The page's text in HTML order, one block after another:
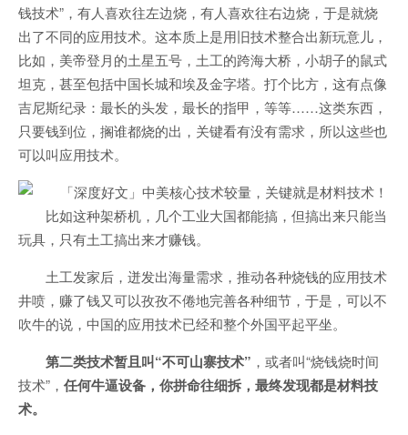
钱技术”，有人喜欢往左边烧，有人喜欢往右边烧，于是就烧
出了不同的应用技术。这本质上是用旧技术整合出新玩意儿，
比如，美帝登月的土星五号，土工的跨海大桥，小胡子的鼠式
坦克，甚至包括中国长城和埃及金字塔。打个比方，这有点像
吉尼斯纪录：最长的头发，最长的指甲，等等……这类东西，
只要钱到位，搁谁都烧的出，关键看有没有需求，所以这些也
可以叫应用技术。
比如这种架桥机，几个工业大国都能搞，但搞出来只能当
玩具，只有土工搞出来才赚钱。
土工发家后，迸发出海量需求，推动各种烧钱的应用技术
井喷，赚了钱又可以孜孜不倦地完善各种细节，于是，可以不
吹牛的说，中国的应用技术已经和整个外国平起平坐。
第二类技术暂且叫“不可山寨技术” ，或者叫“烧钱烧时间
技术”， 任何牛逼设备，你拼命往细拆，最终发现都是材料技
术。